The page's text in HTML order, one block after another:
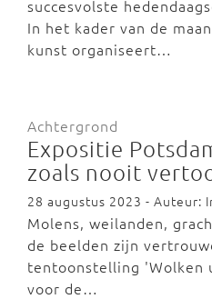
succesvolste
In het kader van de
kunst organiseert…
Achtergrond
Expositie
zoals nooit
28 augustus 2023 - Auteur:
Molens, weilanden,
de beelden zijn
tentoonstelling 'Wolken
voor de…